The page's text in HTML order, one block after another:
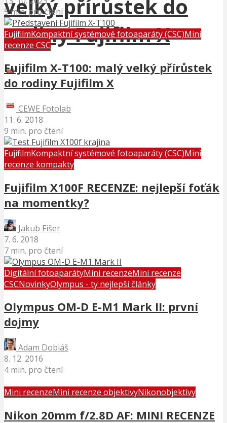
velký přírůstek do
rodiny Fujifilm X
CEWE Fotolab
9 min. pro čtení
5 min. pro čtení
FujifilmKompaktní systémové fotoaparáty (CSC)Mini
recenze CSC
Fujifilm X-T100: malý velký přírůstek
do rodiny Fujifilm X
CEWE Fotolab
11. 6. 2018
9 min. pro čtení
FujifilmKompaktní systémové fotoaparáty (CSC)Mini
recenze kompakty
Fujifilm X100F RECENZE: nejlepší foťák
na momentky?
Jakub Fišer
7. 6. 2018
7 min. pro čtení
Digitální fotoaparátyMini recenzeMini recenze
CSCNovinkyOlympus - ty nejlepší články
Olympus OM-D E-M1 Mark II: první
dojmy
Adam Dobiáš
8. 12. 2016
4 min. pro čtení
Mini recenzeMini recenze objektivyNikonobjektivy
Nikon 20mm f/2.8D AF: MINI RECENZE